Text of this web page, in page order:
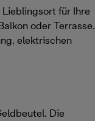
Lieblingsort für Ihre
oder Terrasse.
elektrischen
Die